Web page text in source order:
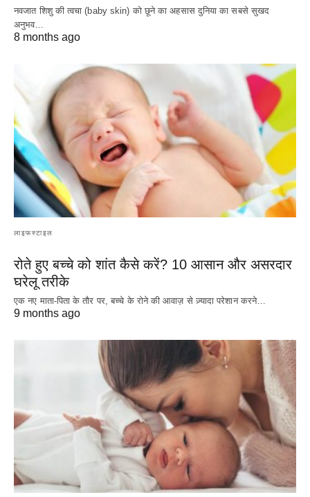
नवजात शिशु की त्वचा (baby skin) को छूने का अहसास दुनिया का सबसे सुखद
अनुभव…
8 months ago
लाइफस्टाइल
रोते हुए बच्चे को शांत कैसे करें? 10 आसान और असरदार
घरेलू तरीके
एक नए माता-पिता के तौर पर, बच्चे के रोने की आवाज़ से ज़्यादा परेशान करने…
9 months ago